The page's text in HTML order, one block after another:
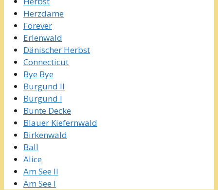
Herzdame
Forever
Erlenwald
Dänischer Herbst
Connecticut
Bye Bye
Burgund II
Burgund I
Bunte Decke
Blauer Kiefernwald
Birkenwald
Ball
Alice
Am See II
Am See I